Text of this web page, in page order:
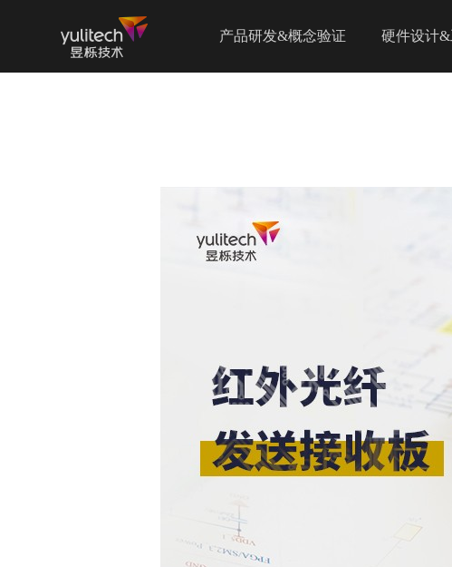
产品研发&概念验证 硬件设计